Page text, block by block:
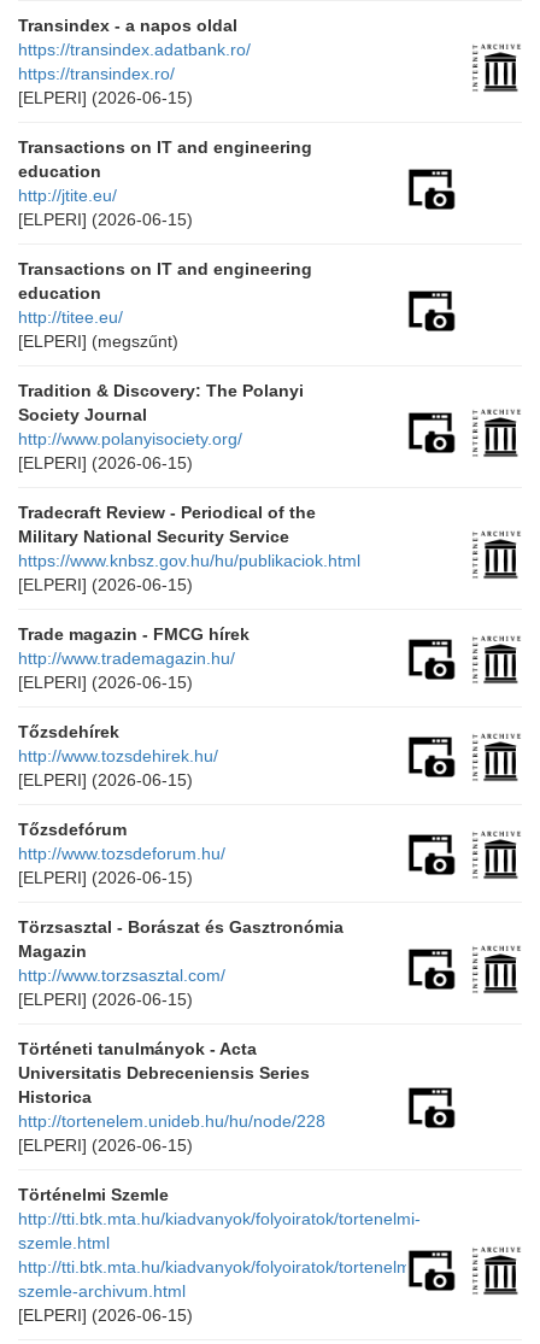
Transindex - a napos oldal
https://transindex.adatbank.ro/
https://transindex.ro/
[ELPERI] (2026-06-15)
Transactions on IT and engineering
education
http://jtite.eu/
[ELPERI] (2026-06-15)
Transactions on IT and engineering
education
http://titee.eu/
[ELPERI] (megszűnt)
Tradition & Discovery: The Polanyi
Society Journal
http://www.polanyisociety.org/
[ELPERI] (2026-06-15)
Tradecraft Review - Periodical of the
Military National Security Service
https://www.knbsz.gov.hu/hu/publikaciok.html
[ELPERI] (2026-06-15)
Trade magazin - FMCG hírek
http://www.trademagazin.hu/
[ELPERI] (2026-06-15)
Tőzsdehírek
http://www.tozsdehirek.hu/
[ELPERI] (2026-06-15)
Tőzsdefórum
http://www.tozsdeforum.hu/
[ELPERI] (2026-06-15)
Törzsasztal - Borászat és Gasztronómia
Magazin
http://www.torzsasztal.com/
[ELPERI] (2026-06-15)
Történeti tanulmányok - Acta
Universitatis Debreceniensis Series
Historica
http://tortenelem.unideb.hu/hu/node/228
[ELPERI] (2026-06-15)
Történelmi Szemle
http://tti.btk.mta.hu/kiadvanyok/folyoiratok/tortenelmi-
szemle.html
http://tti.btk.mta.hu/kiadvanyok/folyoiratok/tortenelmi-
szemle-archivum.html
[ELPERI] (2026-06-15)